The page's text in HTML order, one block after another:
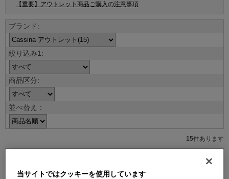
【重要】アウトレット商品ご購入の注意事項
並べ替え：
15件あります
当サイトではクッキーを使用しています